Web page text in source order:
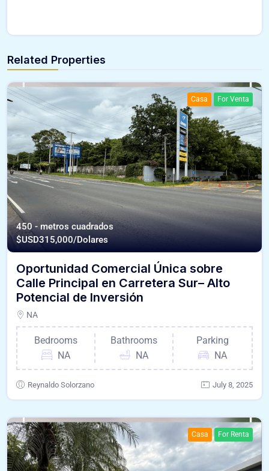
Related Properties
Casa For Venta
450 - metros cuadrados
$USD315,000/Dolares
Oportunidad Comercial Única sobre
Calle Principal en Carretera Sur– Alto
Potencial de Inversión
NA
Bedrooms
NA
Bathrooms
NA
Parking
NA
Reynaldo Solorzano July 8, 2025
Casa For Renta